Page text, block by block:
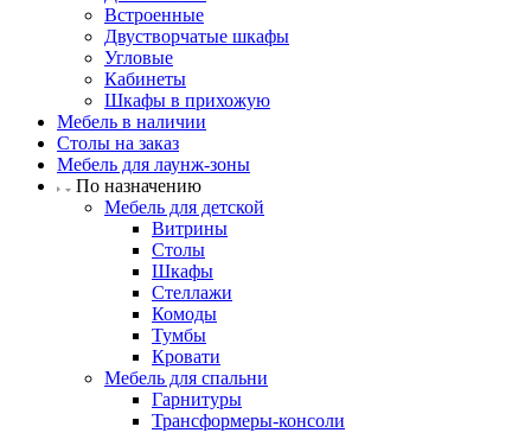
Встроенные
Двустворчатые шкафы
Угловые
Кабинеты
Шкафы в прихожую
Мебель в наличии
Столы на заказ
Мебель для лаунж-зоны
По назначению
Мебель для детской
Витрины
Столы
Шкафы
Стеллажи
Комоды
Тумбы
Кровати
Мебель для спальни
Гарнитуры
Трансформеры-консоли